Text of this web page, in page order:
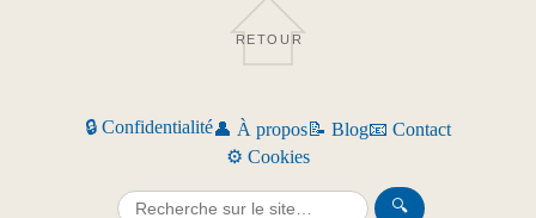
RETOUR
🔒 Confidentialité👤 À propos📝 Blog📧 Contact
⚙️ Cookies
🔍